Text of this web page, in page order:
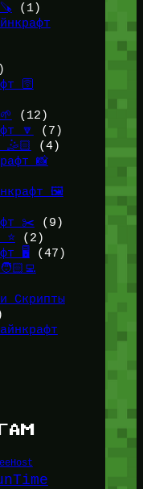
(1)
🛜
(12)
🔽
(7)
🤹🏻
(4)
📸
🖼️
✂️ (9)
(2)
🖥️ (47)
Скрипты